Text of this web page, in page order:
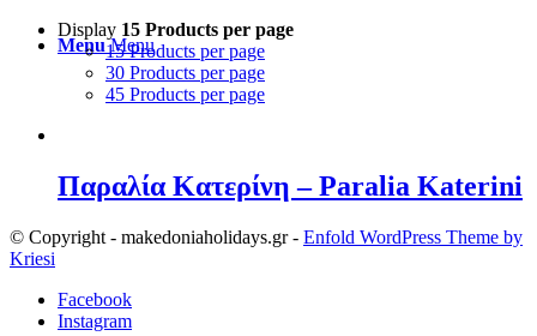
Menu Menu
Display 15 Products per page
15 Products per page
30 Products per page
45 Products per page
Παραλία Κατερίνη – Paralia Katerini
© Copyright - makedoniaholidays.gr - Enfold WordPress Theme by
Kriesi
Facebook
Instagram